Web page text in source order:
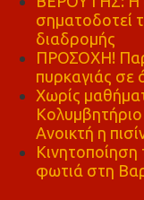
σηματοδοτεί
διαδρομής
ΠΡΟΣΟΧΗ!
πυρκαγιάς σε
Χωρίς
Ανοικτή η
φωτιά στη